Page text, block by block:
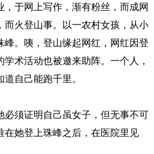
于网上写作，渐有粉丝，而成网
火登山事。以一农村女孩，从小
。咦，登山缘起网红，网红因登
术活动也被邀来助阵。一个人，
自己能跑千里。
须证明自己虽女子，但无事不可
在她登上珠峰之后，在医院里见